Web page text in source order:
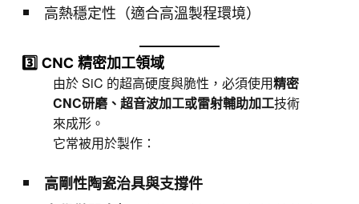
高熱穩定性（適合高溫製程環境）
3️⃣ CNC 精密加工領域
由於 SiC 的超高硬度與脆性，必須使用精密
CNC研磨、超音波加工或雷射輔助加工技術
來成形。
它常被用於製作：
高剛性陶瓷治具與支撐件